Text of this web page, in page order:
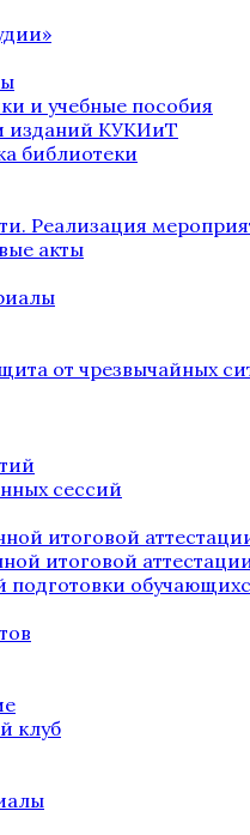
и учебные пособия
изданий КУКИиТ
библиотеки
Реализация
акты
от чрезвычайных
сессий
итоговой
итоговой
подготовки
клуб